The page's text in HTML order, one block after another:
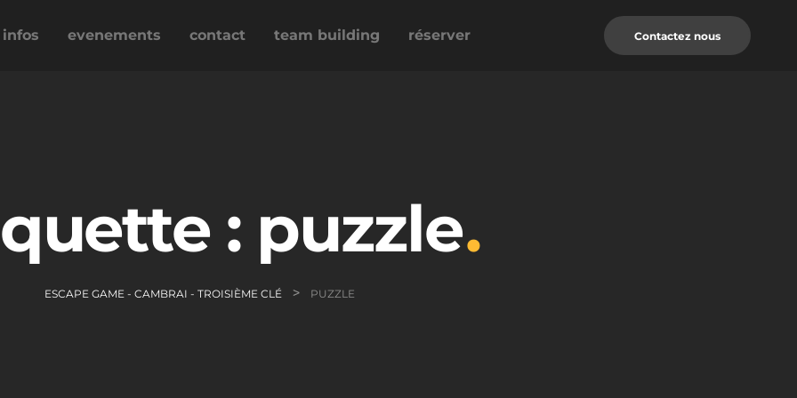
infos evenements contact team building réserver Contactez nous
: puzzle
ESCAPE GAME - CAMBRAI - TROISIÈME CLÉ > PUZZLE